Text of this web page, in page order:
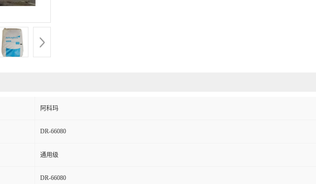
阿科玛
DR-66080
通用级
DR-66080